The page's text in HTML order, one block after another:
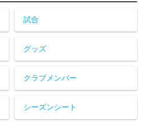
試合
グッズ
クラブメンバー
シーズンシート